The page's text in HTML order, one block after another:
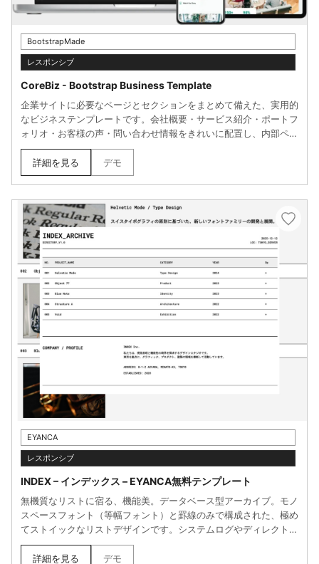
BootstrapMade
レスポンシブ
CoreBiz - Bootstrap Business Template
企業サイトに必要なページとセクションをまとめて備えた、実用的
なビジネステンプレートです。会社概要・サービス紹介・ポートフ
ォリオ・お客様の声・問い合わせ情報をきれいに配置し、内部ペー
ジにはケーススタディや料金表、チーム紹介も掲載可能。フォーム
やアイコン、各種コンポーネントがデザインに統一感を持って組み
込まれており、すぐに本格的なサイトを構築できます。
詳細を見る デモ
EYANCA
レスポンシブ
INDEX – インデックス – EYANCA無料テンプレート
無機質なリストに宿る、機能美。データベース型アーカイブ。モノ
スペースフォント（等幅フォント）と罫線のみで構成された、極め
てストイックなリストデザインです。システムログやディレクトリ
を模したUIが、クリックで詳細が展開するアコーディオン動作と連
動。情報の羅列そのものを、ひとつのアートワークとして昇華させ
詳細を見る デモ